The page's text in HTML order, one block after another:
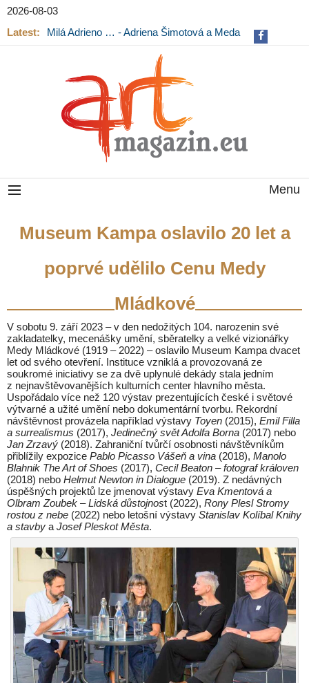
2026-08-03
Latest:
Milá Adrieno … - Adriena Šimotová a Meda
Menu
Museum Kampa oslavilo 20 let a
poprvé udělilo Cenu Medy
Mládkové
V sobotu 9. září 2023 – v den nedožitých 104. narozenin své
zakladatelky, mecenášky umění, sběratelky a velké vizionářky
Medy Mládkové (1919 – 2022) – oslavilo Museum Kampa dvacet
let od svého otevření. Instituce vzniklá a provozovaná ze
soukromé iniciativy se za dvě uplynulé dekády stala jedním
z nejnavštěvovanějších kulturních center hlavního města.
Uspořádalo více než 120 výstav prezentujících české i světové
výtvarné a užité umění nebo dokumentární tvorbu. Rekordní
návštěvnost provázela například výstavy Toyen (2015), Emil Filla
a surrealismus (2017), Jedinečný svět Adolfa Borna (2017) nebo
Jan Zrzavý (2018). Zahraniční tvůrčí osobnosti návštěvníkům
přiblížily expozice Pablo Picasso Vášeň a vina (2018), Manolo
Blahnik The Art of Shoes (2017), Cecil Beaton – fotograf královen
(2018) nebo Helmut Newton in Dialogue (2019). Z nedávných
úspěšných projektů lze jmenovat výstavy Eva Kmentová a
Olbram Zoubek – Lidská důstojnost (2022), Rony Plesl Stromy
rostou z nebe (2022) nebo letošní výstavy Stanislav Kolíbal Knihy
a stavby a Josef Pleskot Města.